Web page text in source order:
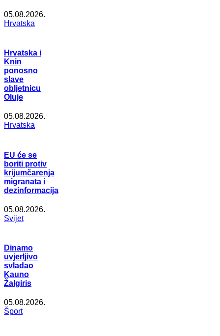
05.08.2026.
Hrvatska
Hrvatska i
Knin
ponosno
slave
obljetnicu
Oluje
05.08.2026.
Hrvatska
EU će se
boriti protiv
krijumčarenja
migranata i
dezinformacija
05.08.2026.
Svijet
Dinamo
uvjerljivo
svladao
Kauno
Žalgiris
05.08.2026.
Šport